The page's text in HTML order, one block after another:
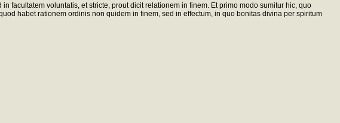
facultatem voluntatis, et stricte, prout dicit relationem in finem. Et primo modo sumitur hic, quo
habet rationem ordinis non quidem in finem, sed in effectum, in quo bonitas divina per spiritum